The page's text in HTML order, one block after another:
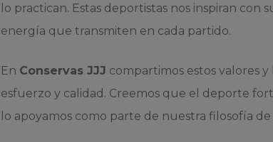
lo practican. Estas deportistas nos inspiran
energía que transmiten en cada partido.
En Conservas JJJ compartimos estos valores
esfuerzo y calidad. Creemos que el deporte
lo apoyamos como parte de nuestra filosofía de